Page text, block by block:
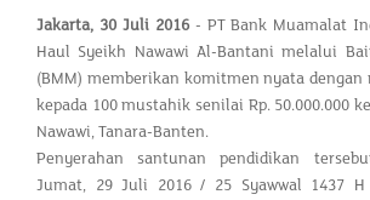
Jakarta, 30 Juli 2016- PT Bank Muamalat
Haul Syeikh Nawawi Al-Bantani melalui
(BMM) memberikan komitmen nyata
kepada 100 mustahik senilai Rp. 50.000.000
Nawawi, Tanara-Banten.
Penyerahan santunan pendidikan
Jumat, 29 Juli 2016 / 25 Syawwal 1437 H